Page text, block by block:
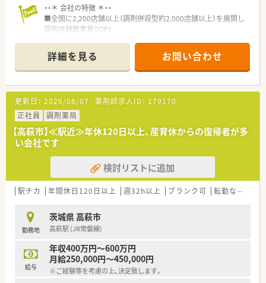
・・＊ 会社の特徴 ＊・・
■全国に2,200店舗以上（調剤併設型約2,000店舗以上）を展開し
調剤店舗数業界TOP！
頑張り次第で高給与も可能！
■経験や勤務コースによりますが、経験の少ない方でも500万前
半スタートと業界TOP水準！
■職種や職域に合わせ、豊富な社内研修や外部組織と連携した研
修を用意されています
■薬剤師が中心の会社だからこそ活躍できるキャリアパスが多
種多様に用意されています。
■店舗拡大に伴い、エリアマネジャーや営業部長等のマネジメン
トのポジションも増えます。
■在宅や教育等の専門性を活かせるスペシャリストを目指すこ
とも可能です。
■その他にも、管理部門や商品部門等の本社スタッフなど活動領
域は多種多様です。
■在宅実施店舗は年々増加しており、在宅医療へもしっかりと関
■育児休暇は3歳まで取得が可能で、時短制度は小学5年生まで
時短勤務ができるよう変更予定です。
■年間休日が120日とワークライフバランスが整っています
■日用品から常備薬まで、従業員割引制度など嬉しいメリットも
たくさんあります！
詳細を見る お問い合わせ
更新日： 2026/08/07 薬剤師求人ID： 179170
正社員
調剤薬局
【高萩市】≪駅近≫年休120日以上、産育休からの復帰者が多
い会社です
検討リストに追加
駅チカ 年間休日120日以上 週32h以上 ブランク可 転勤なし
勤務地
茨城県 高萩市
高萩駅 (JR常磐線)
給与
年収400万円～600万円
月給250,000円～450,000円
※ご経験等を考慮の上、決定致します。